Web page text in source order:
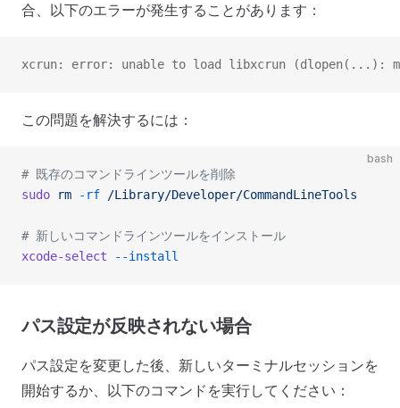
合、以下のエラーが発生することがあります：
xcrun: error: unable to load libxcrun (dlopen(...):
この問題を解決するには：
bash
# 既存のコマンドラインツールを削除
sudo rm -rf /Library/Developer/CommandLineTools
# 新しいコマンドラインツールをインストール
xcode-select --install
パス設定が反映されない場合
パス設定を変更した後、新しいターミナルセッションを
開始するか、以下のコマンドを実行してください：